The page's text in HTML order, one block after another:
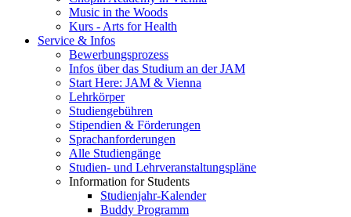
Music in the Woods
Kurs - Arts for Health
Service & Infos
Bewerbungsprozess
Infos über das Studium an der JAM
Start Here: JAM & Vienna
Lehrkörper
Studiengebühren
Stipendien & Förderungen
Sprachanforderungen
Alle Studiengänge
Studien- und Lehrveranstaltungspläne
Information for Students
Studienjahr-Kalender
Buddy Programm